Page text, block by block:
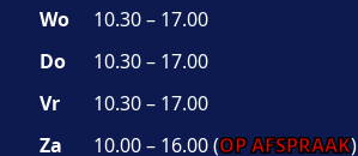
Wo
10.30 – 17.00
Do
10.30 – 17.00
Vr
10.30 – 17.00
Za
10.00 – 16.00 (OP AFSPRAAK)